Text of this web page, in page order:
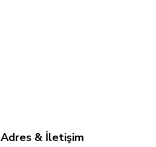
Adres & İletişim